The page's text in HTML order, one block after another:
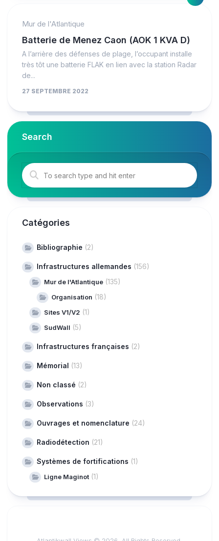
Mur de l'Atlantique
Batterie de Menez Caon (AOK 1 KVA D)
A l’arrière des défenses de plage, l’occupant installe
très tôt une batterie FLAK en lien avec la station Radar
de...
27 SEPTEMBRE 2022
Search
Catégories
Bibliographie (2)
Infrastructures allemandes (156)
Mur de l'Atlantique (135)
Organisation (18)
Sites V1/V2 (1)
SudWall (5)
Infrastructures françaises (2)
Mémorial (13)
Non classé (2)
Observations (3)
Ouvrages et nomenclature (24)
Radiodétection (21)
Systèmes de fortifications (1)
Ligne Maginot (1)